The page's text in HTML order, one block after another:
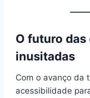
O futuro
inusitadas
Com o avanço da
acessibilidade